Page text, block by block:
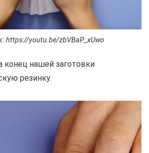
https://youtu.be/zbVBaP_xUwo
конец нашей заготовки
резинку.